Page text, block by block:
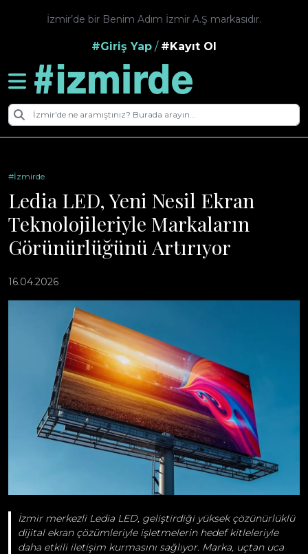
İzmir’de bir Benim Adım İzmir A.Ş markasıdır.
#Giriş Yap / #Kayıt Ol
#İzmirde
Ledia LED, Yeni Nesil Ekran
Teknolojileriyle Markaların
Görünürlüğünü Artırıyor
16.04.2026
İzmir merkezli Ledia LED, geliştirdiği yüksek çözünürlüklü
dijital ekran çözümleriyle işletmelerin hedef kitleleriyle
daha etkili iletişim kurmasını sağlıyor. Marka, uçtan uca